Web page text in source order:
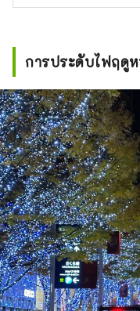
การประดับไฟฤดู